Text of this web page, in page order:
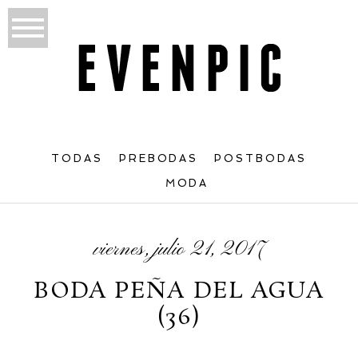
TODAS PREBODAS POSTBODAS
MODA
viernes, julio 21, 2017
BODA PEÑA DEL AGUA
(36)